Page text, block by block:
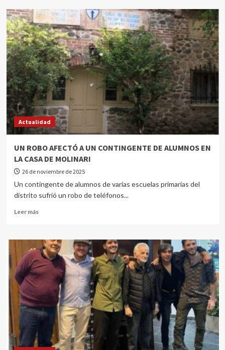
Actualidad
UN ROBO AFECTÓ A UN CONTINGENTE DE ALUMNOS EN
LA CASA DE MOLINARI
26 de noviembre de 2025
Un contingente de alumnos de varias escuelas primarias del
distrito sufrió un robo de teléfonos...
Leer más